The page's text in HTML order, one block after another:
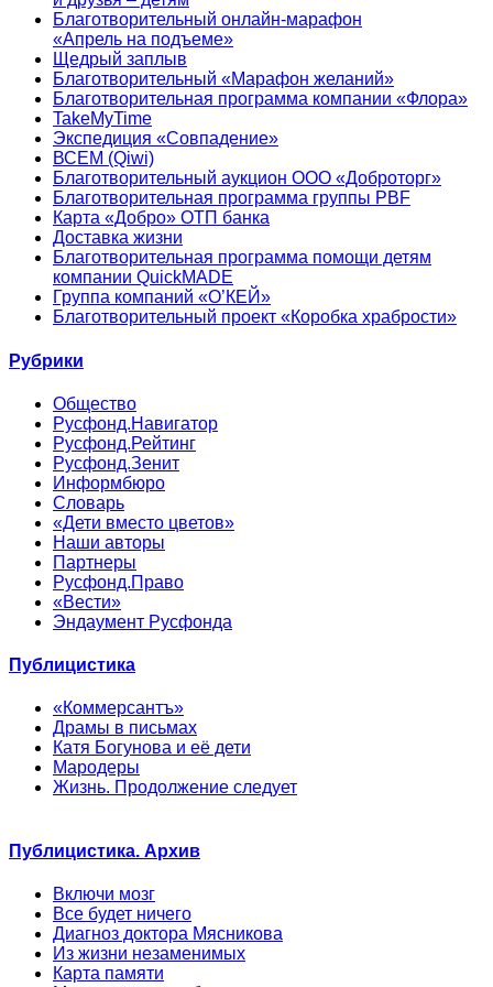
Благотворительный онлайн‑марафон
«Апрель на подъеме»
Щедрый заплыв
Благотворительный «Марафон желаний»
Благотворительная программа компании «Флора»
TakeMyTime
Экспедиция «Совпадение»
ВСЕМ (Qiwi)
Благотворительный аукцион ООО «Доброторг»
Благотворительная программа группы PBF
Карта «Добро» ОТП банка
Доставка жизни
Благотворительная программа помощи детям
компании QuickMADE
Группа компаний «О’КЕЙ»
Благотворительный проект «Коробка храбрости»
Рубрики
Общество
Русфонд.Навигатор
Русфонд.Рейтинг
Русфонд.Зенит
Информбюро
Словарь
«Дети вместо цветов»
Наши авторы
Партнеры
Русфонд.Право
«Вести»
Эндаумент Русфонда
Публицистика
«Коммерсантъ»
Драмы в письмах
Катя Богунова и её дети
Мародеры
Жизнь. Продолжение следует
Публицистика. Архив
Включи мозг
Все будет ничего
Диагноз доктора Мясникова
Из жизни незаменимых
Карта памяти